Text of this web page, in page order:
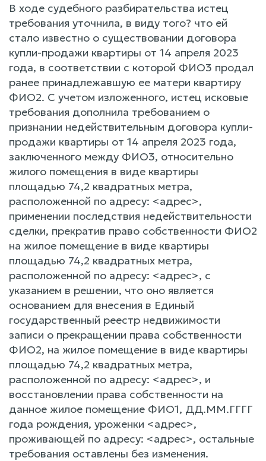
В ходе судебного разбирательства истец
требования уточнила, в виду того? что ей
стало известно о существовании договора
купли-продажи квартиры от 14 апреля 2023
года, в соответствии с которой ФИО3 продал
ранее принадлежавшую ее матери квартиру
ФИО2. С учетом изложенного, истец исковые
требования дополнила требованием о
признании недействительным договора купли-
продажи квартиры от 14 апреля 2023 года,
заключенного между ФИО3, относительно
жилого помещения в виде квартиры
площадью 74,2 квадратных метра,
расположенной по адресу: <адрес>,
применении последствия недействительности
сделки, прекратив право собственности ФИО2
на жилое помещение в виде квартиры
площадью 74,2 квадратных метра,
расположенной по адресу: <адрес>, с
указанием в решении, что оно является
основанием для внесения в Единый
государственный реестр недвижимости
записи о прекращении права собственности
ФИО2, на жилое помещение в виде квартиры
площадью 74,2 квадратных метра,
расположенной по адресу: <адрес>, и
восстановлении права собственности на
данное жилое помещение ФИО1, ДД.ММ.ГГГГ
года рождения, уроженки <адрес>,
проживающей по адресу: <адрес>, остальные
требования оставлены без изменения.